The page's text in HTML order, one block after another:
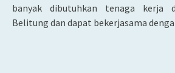
banyak dibutuhkan tenaga kerja
Belitung dan dapat bekerjasama